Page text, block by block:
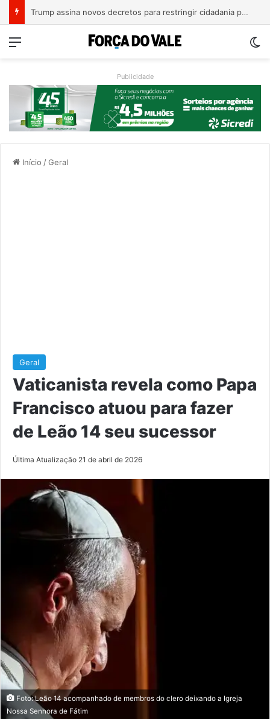
A Balsa Vicentina do Rio Guaporé
Menu
Publicidade
Início /Geral
Geral
Vaticanista revela como Papa
Francisco atuou para fazer
de Leão 14 seu sucessor
Última Atualização 21 de abril de 2026
Foto: Leão 14 acompanhado de membros do clero deixando a Igreja
Nossa Senhora de Fátim